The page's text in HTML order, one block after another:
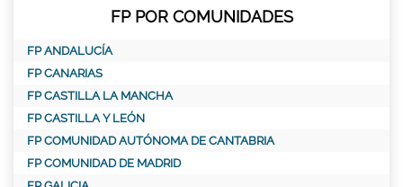
FP POR COMUNIDADES
FP ANDALUCÍA
FP CANARIAS
FP CASTILLA LA MANCHA
FP CASTILLA Y LEÓN
FP COMUNIDAD AUTÓNOMA DE CANTABRIA
FP COMUNIDAD DE MADRID